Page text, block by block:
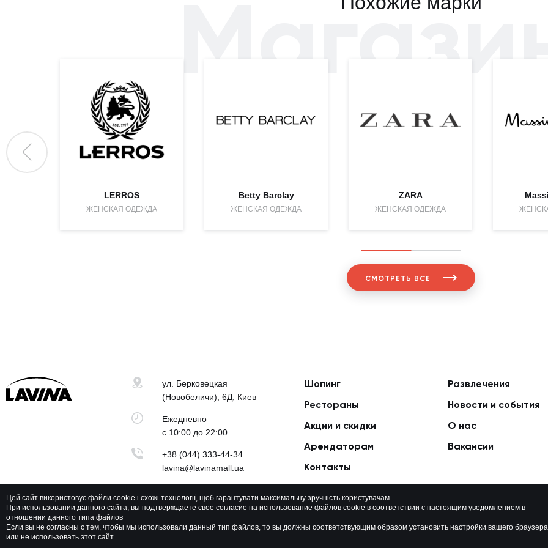
LERROS
ЖЕНСКАЯ ОДЕЖДА
Betty Barclay
ЖЕНСКАЯ ОДЕЖДА
ZARA
ЖЕНСКАЯ ОДЕЖДА
СМОТРЕТЬ ВСЕ
ул. Берковецкая
(Новобеличи), 6Д, Киев
Ежедневно
с 10:00 до 22:00
+38 (044) 333-44-34
lavina@lavinamall.ua
Шопинг
Развлечения
Рестораны
Новости и события
Акции и скидки
О нас
Арендаторам
Вакансии
Контакты
Lavina Mall © 2026 Все права защищены
Цей сайт використовує файли cookie і схожі технології, щоб гарантувати максимальну зручність користувачам.
При использовании данного сайта, вы подтверждаете свое согласие на использование файлов cookie в соответствии с настоящим уведомлением в
отношении данного типа файлов
Если вы не согласны с тем, чтобы мы использовали данный тип файлов, то вы должны соответствующим образом установить настройки вашего браузера
или не использовать этот сайт.